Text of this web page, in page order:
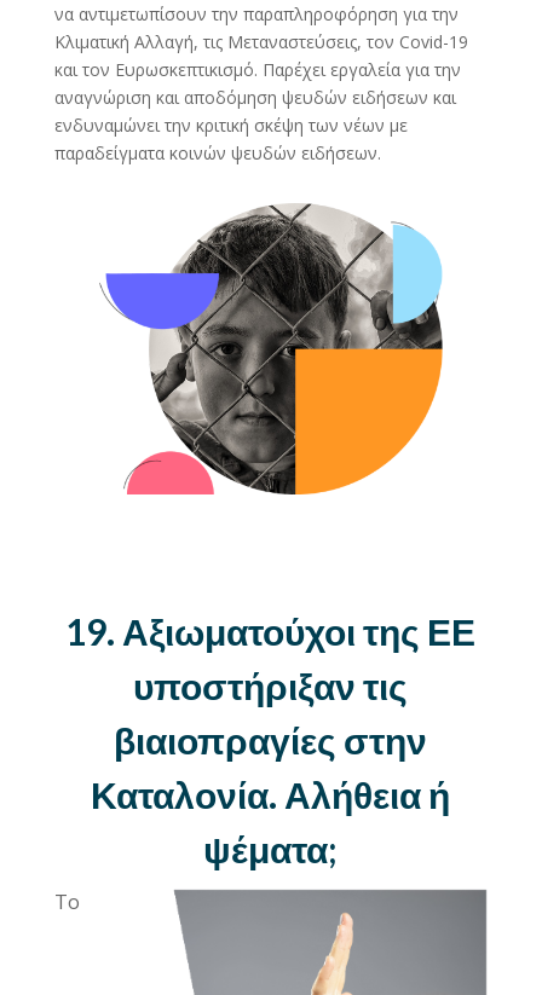
να αντιμετωπίσουν την παραπληροφόρηση για την
Κλιματική Αλλαγή, τις Μεταναστεύσεις, τον Covid-19
και τον Ευρωσκεπτικισμό. Παρέχει εργαλεία για την
αναγνώριση και αποδόμηση ψευδών ειδήσεων και
ενδυναμώνει την κριτική σκέψη των νέων με
παραδείγματα κοινών ψευδών ειδήσεων.
19. Αξιωματούχοι της ΕΕ
υποστήριξαν τις
βιαιοπραγίες στην
Καταλονία. Αλήθεια ή
ψέματα;
Το